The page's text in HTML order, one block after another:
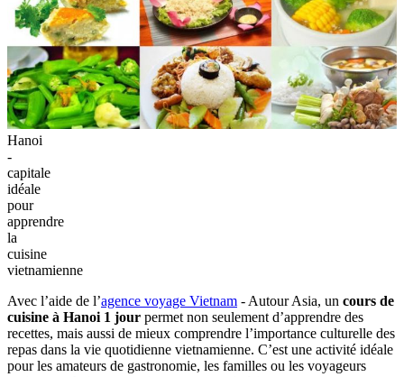
Hanoi
-
capitale
idéale
pour
apprendre
la
cuisine
vietnamienne
Avec l’aide de l’agence voyage Vietnam - Autour Asia, un cours de
cuisine à Hanoi 1 jour permet non seulement d’apprendre des
recettes, mais aussi de mieux comprendre l’importance culturelle des
repas dans la vie quotidienne vietnamienne. C’est une activité idéale
pour les amateurs de gastronomie, les familles ou les voyageurs